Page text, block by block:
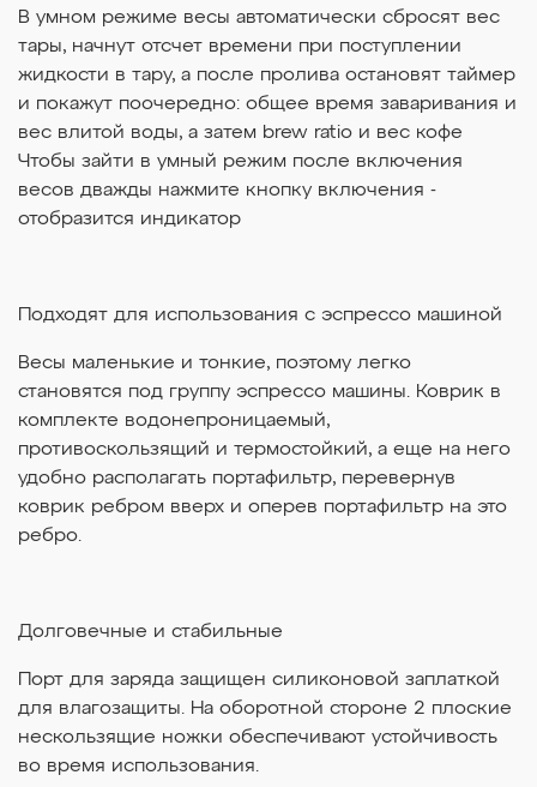
В умном режиме весы автоматически сбросят вес
тары, начнут отсчет времени при поступлении
жидкости в тару, а после пролива остановят таймер
и покажут поочередно: общее время заваривания и
вес влитой воды, а затем brew ratio и вес кофе
Чтобы зайти в умный режим после включения
весов дважды нажмите кнопку включения -
отобразится индикатор
Подходят для использования с эспрессо машиной
Весы маленькие и тонкие, поэтому легко
становятся под группу эспрессо машины. Коврик в
комплекте водонепроницаемый,
противоскользящий и термостойкий, а еще на него
удобно располагать портафильтр, перевернув
коврик ребром вверх и оперев портафильтр на это
ребро.
Долговечные и стабильные
Порт для заряда защищен силиконовой заплаткой
для влагозащиты. На оборотной стороне 2 плоские
нескользящие ножки обеспечивают устойчивость
во время использования.